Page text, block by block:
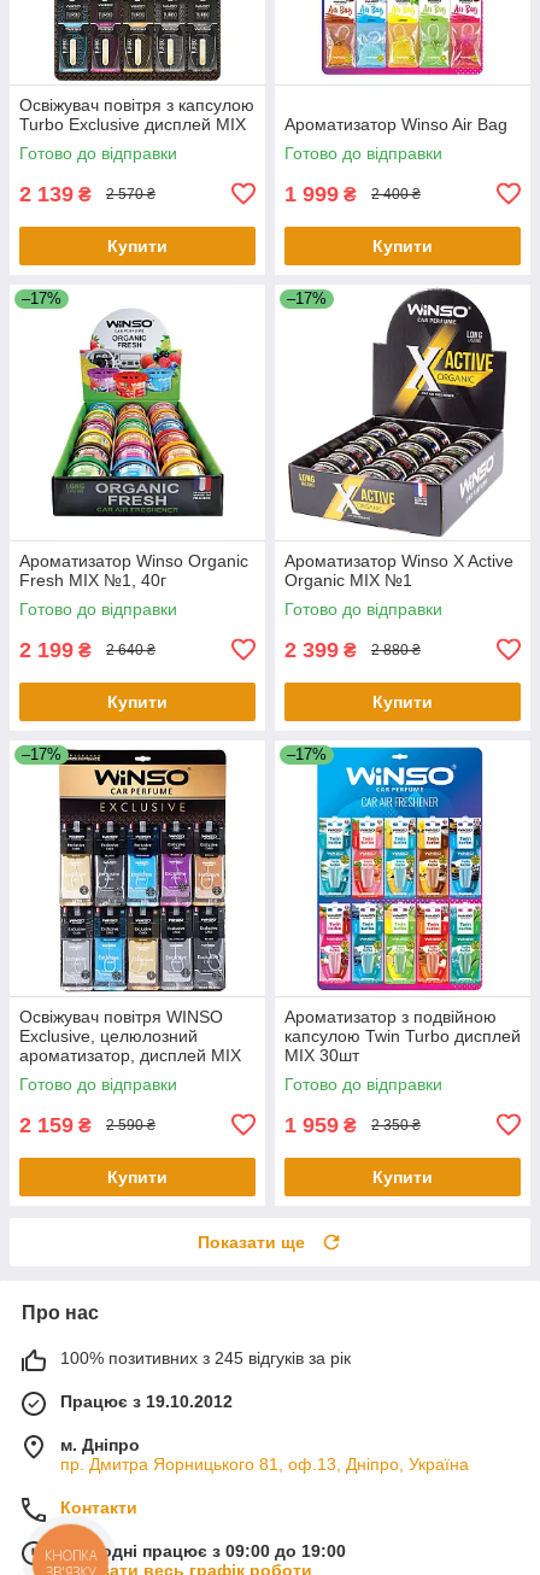
Освіжувач повітря з капсулою
Turbo Exclusive дисплей MIX
Готово до відправки
2 139 ₴ 2 570 ₴
Купити
Ароматизатор Winso Air Bag
Готово до відправки
1 999 ₴ 2 400 ₴
Купити
–17%
Ароматизатор Winso Organic
Fresh MIX №1, 40г
Готово до відправки
2 199 ₴ 2 640 ₴
Купити
–17%
Ароматизатор Winso X Active
Organic MIX №1
Готово до відправки
2 399 ₴ 2 880 ₴
Купити
–17%
Освіжувач повітря WINSO
Exclusive, целюлозний
ароматизатор, дисплей MIX
Готово до відправки
2 159 ₴ 2 590 ₴
Купити
–17%
Ароматизатор з подвійною
капсулою Twin Turbo дисплей
MIX 30шт
Готово до відправки
1 959 ₴ 2 350 ₴
Купити
Показати ще
Про нас
100% позитивних з 245 відгуків за рік
Працює з 19.10.2012
м. Дніпро
пр. Дмитра Яорницького 81, оф.13, Дніпро, Україна
Контакти
Сьогодні працює з 09:00 до 19:00
Показати весь графік роботи
КНОПКА